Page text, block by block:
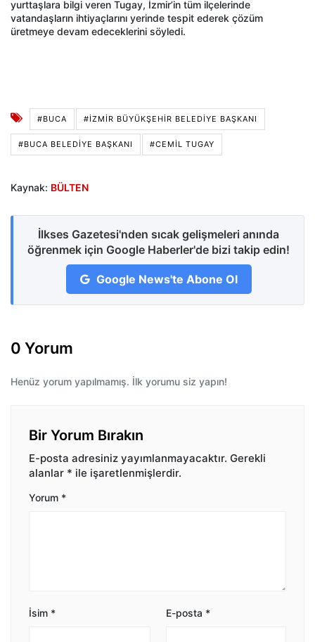
yurttaşlara bilgi veren Tugay, İzmir’in tüm ilçelerinde
vatandaşların ihtiyaçlarını yerinde tespit ederek çözüm
üretmeye devam edeceklerini söyledi.
#BUCA #İZMIR BÜYÜKŞEHIR BELEDIYE BAŞKANI
#BUCA BELEDIYE BAŞKANI #CEMIL TUGAY
Kaynak: BÜLTEN
İlkses Gazetesi'nden sıcak gelişmeleri anında
öğrenmek için Google Haberler'de bizi takip edin!
Google News'te Abone Ol
0 Yorum
Henüz yorum yapılmamış. İlk yorumu siz yapın!
Bir Yorum Bırakın
E-posta adresiniz yayımlanmayacaktır. Gerekli
alanlar * ile işaretlenmişlerdir.
Yorum *
İsim * E-posta *